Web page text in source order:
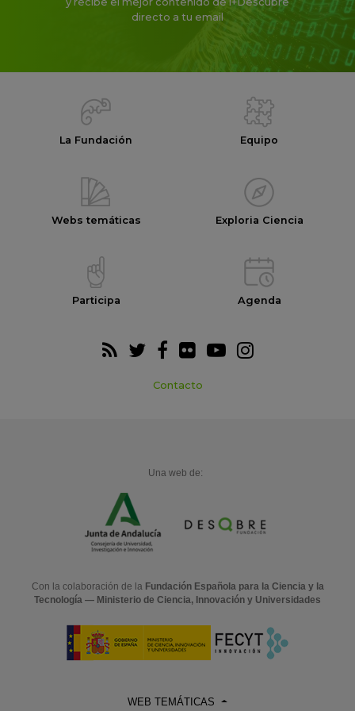
directo a tu email
La Fundación Equipo
Webs temáticas Exploria Ciencia
Participa Agenda
Contacto
Una web de:
Con la colaboración de la Fundación Española para la Ciencia y la
Tecnología — Ministerio de Ciencia, Innovación y Universidades
WEB TEMÁTICAS